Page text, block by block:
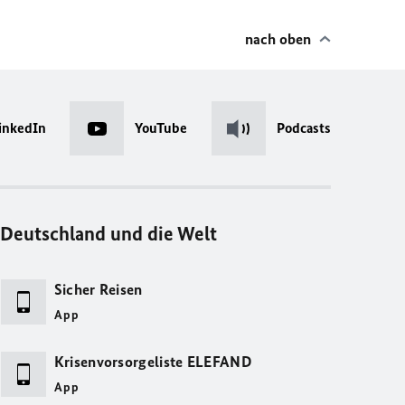
nach oben
YouTube Podcasts
Deutschland und die Welt
Sicher Reisen
App
Krisenvorsorgeliste ELEFAND
App